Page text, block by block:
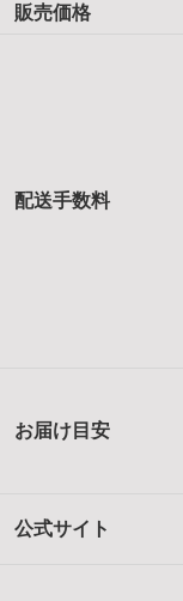
販売価格
配送手数料
お届け目安
公式サイト